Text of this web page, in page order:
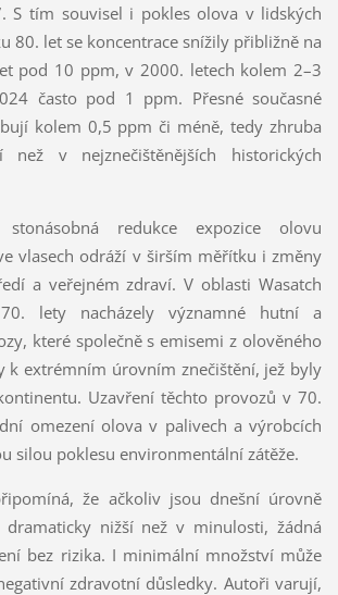
S tím souvisel i pokles olova v lidských
80. let se koncentrace snížily přibližně na
pod 10 ppm, v 2000. letech kolem 2–3
často pod 1 ppm. Přesné současné
kolem 0,5 ppm či méně, tedy zhruba
než v nejznečištěnějších historických
redukce expozice olovu
vlasech odráží v širším měřítku i změny
a veřejném zdraví. V oblasti Wasatch
lety nacházely významné hutní a
které společně s emisemi z olověného
k extrémním úrovním znečištění, jež byly
Uzavření těchto provozů v 70.
omezení olova v palivech a výrobcích
silou poklesu environmentální zátěže.
že ačkoliv jsou dnešní úrovně
dramaticky nižší než v minulosti, žádná
bez rizika. I minimální množství může
zdravotní důsledky. Autoři varují,